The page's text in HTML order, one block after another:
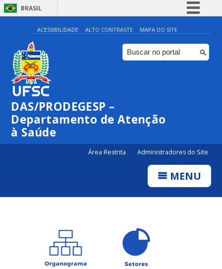
BRASIL
Simplifique!
Comunica BR
Participe
ACESSIBILIDADE ALTO CONTRASTE MAPA DO SITE
DAS/PRODEGESP –
Departamento de Atenção
à Saúde
Área Restrita Administradores do Site
MENU